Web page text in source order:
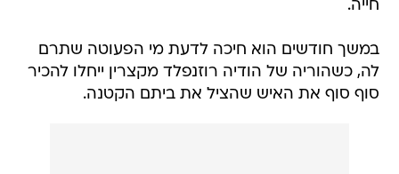
חייה.
במשך חודשים הוא חיכה לדעת מי הפעוטה שתרם
לה, כשהוריה של הודיה רוזנפלד מקצרין ייחלו להכיר
סוף סוף את האיש שהציל את ביתם הקטנה.